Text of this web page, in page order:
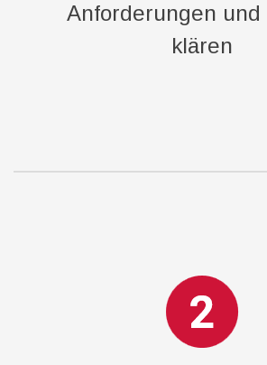
Anforderungen und
klären